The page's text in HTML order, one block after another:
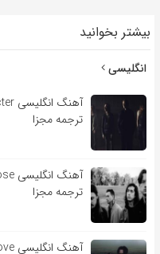
بیشتر بخوانید
انگلیسی
ترجمه مجزا
ترجمه مجزا